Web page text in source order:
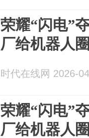
荣耀“闪电”
厂给机器人
时代在线网 2026-
荣耀“闪电”
厂给机器人